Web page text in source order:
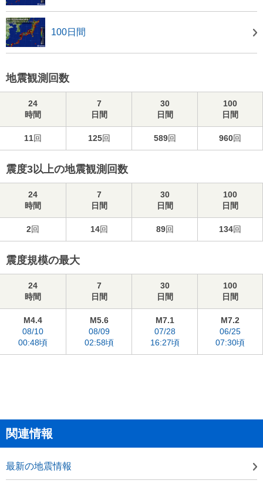
100日間
地震観測回数
24
時間
7
日間
30
日間
100
日間
11回 125回 589回 960回
震度3以上の地震観測回数
24
時間
7
日間
30
日間
100
日間
2回 14回 89回 134回
震度規模の最大
24
時間
7
日間
30
日間
100
日間
M4.4
08/10
00:48頃
M5.6
08/09
02:58頃
M7.1
07/28
16:27頃
M7.2
06/25
07:30頃
関連情報
最新の地震情報